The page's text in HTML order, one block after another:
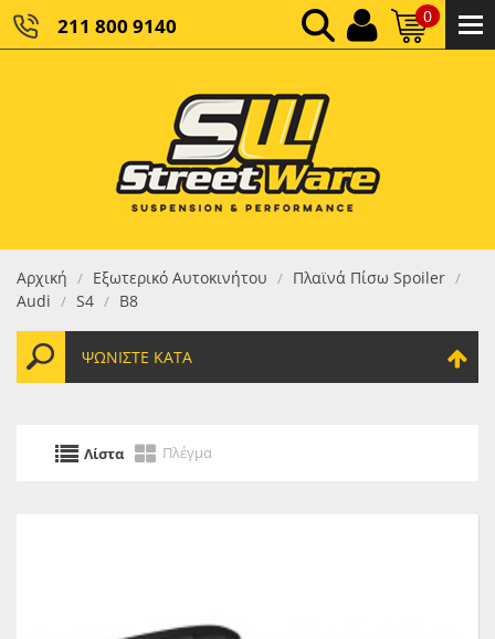
211 800 9140 0
ΚΑΘΑΡΌ ΣΎΝΟΛΟ:
ΤΕΛΙΚΌ ΣΎΝΟΛΟ:0,00 €
Αρχική / Εξωτερικό Αυτοκινήτου / Πλαϊνά Πίσω Spoiler /
Audi / S4 / B8
ΨΩΝΊΣΤΕ ΚΑΤΆ
Λίστα Πλέγμα